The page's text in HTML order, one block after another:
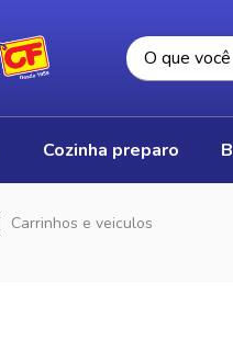
cozinha preparo
Carrinhos e veiculos